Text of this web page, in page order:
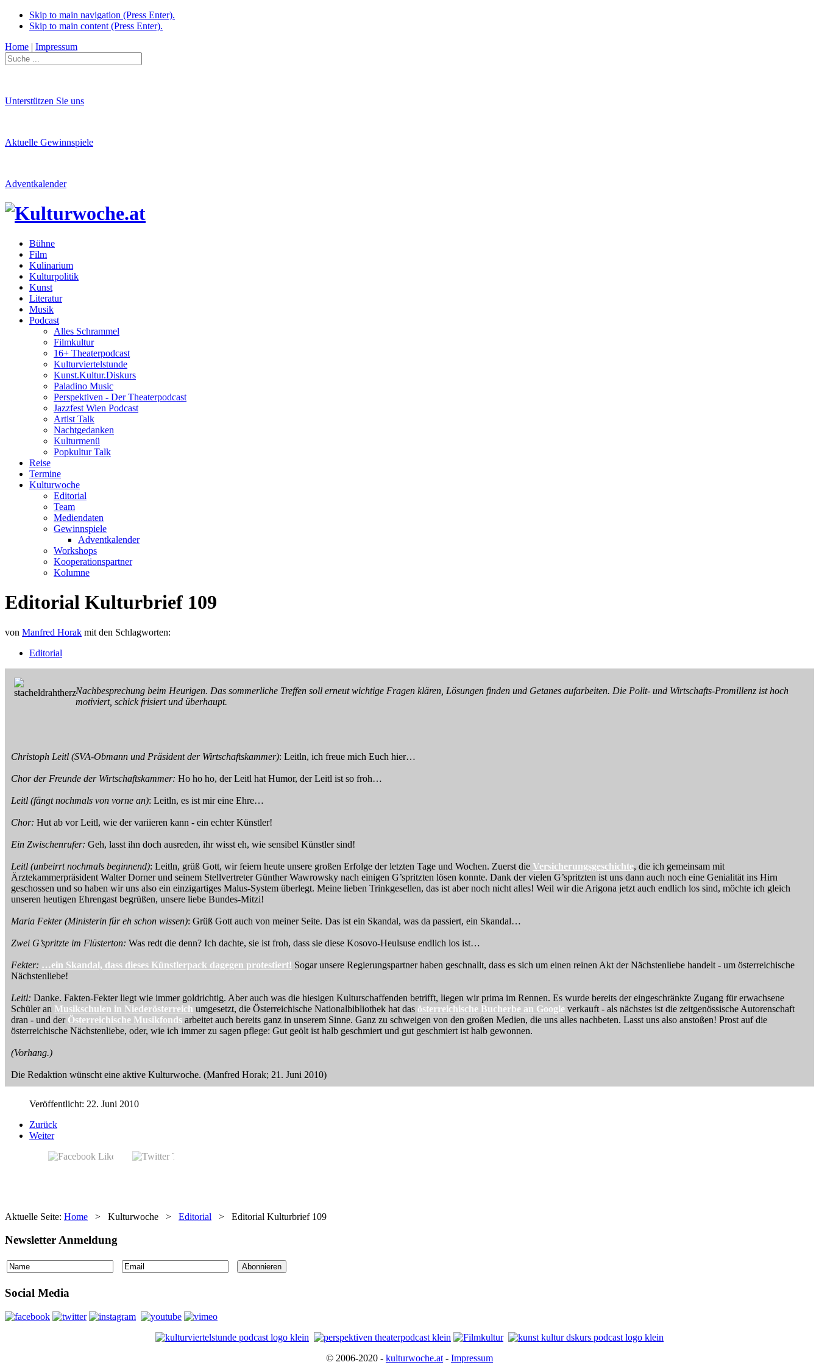
Skip to main navigation (Press Enter).
Skip to main content (Press Enter).
Home | Impressum
Unterstützen Sie uns
Aktuelle Gewinnspiele
Adventkalender
Bühne
Film
Kulinarium
Kulturpolitik
Kunst
Literatur
Musik
Podcast
Alles Schrammel
Filmkultur
16+ Theaterpodcast
Kulturviertelstunde
Kunst.Kultur.Diskurs
Paladino Music
Perspektiven - Der Theaterpodcast
Jazzfest Wien Podcast
Artist Talk
Nachtgedanken
Kulturmenü
Popkultur Talk
Reise
Termine
Kulturwoche
Editorial
Team
Mediendaten
Gewinnspiele
Adventkalender
Workshops
Kooperationspartner
Kolumne
Editorial Kulturbrief 109
von Manfred Horak mit den Schlagworten:
Editorial
Nachbesprechung beim Heurigen. Das sommerliche Treffen soll erneut wichtige Fragen klären, Lösungen finden und Getanes aufarbeiten. Die Polit- und Wirtschafts-Promillenz ist hoch
motiviert, schick frisiert und überhaupt.
Christoph Leitl (SVA-Obmann und Präsident der Wirtschaftskammer): Leitln, ich freue mich Euch hier…
Chor der Freunde der Wirtschaftskammer: Ho ho ho, der Leitl hat Humor, der Leitl ist so froh…
Leitl (fängt nochmals von vorne an): Leitln, es ist mir eine Ehre…
Chor: Hut ab vor Leitl, wie der variieren kann - ein echter Künstler!
Ein Zwischenrufer: Geh, lasst ihn doch ausreden, ihr wisst eh, wie sensibel Künstler sind!
Leitl (unbeirrt nochmals beginnend): Leitln, grüß Gott, wir feiern heute unsere großen Erfolge der letzten Tage und Wochen. Zuerst die Versicherungsgeschichte, die ich gemeinsam mit
Ärztekammerpräsident Walter Dorner und seinem Stellvertreter Günther Wawrowsky nach einigen G’spritzten lösen konnte. Dank der vielen G’spritzten ist uns dann auch noch eine Genialität ins Hirn
geschossen und so haben wir uns also ein einzigartiges Malus-System überlegt. Meine lieben Trinkgesellen, das ist aber noch nicht alles! Weil wir die Arigona jetzt auch endlich los sind, möchte ich gleich
unseren heutigen Ehrengast begrüßen, unsere liebe Bundes-Mitzi!
Maria Fekter (Ministerin für eh schon wissen): Grüß Gott auch von meiner Seite. Das ist ein Skandal, was da passiert, ein Skandal…
Zwei G’spritzte im Flüsterton: Was redt die denn? Ich dachte, sie ist froh, dass sie diese Kosovo-Heulsuse endlich los ist…
Fekter: …ein Skandal, dass dieses Künstlerpack dagegen protestiert! Sogar unsere Regierungspartner haben geschnallt, dass es sich um einen reinen Akt der Nächstenliebe handelt - um österreichische
Nächstenliebe!
Leitl: Danke. Fakten-Fekter liegt wie immer goldrichtig. Aber auch was die hiesigen Kulturschaffenden betrifft, liegen wir prima im Rennen. Es wurde bereits der eingeschränkte Zugang für erwachsene
Schüler an Musikschulen in Niederösterreich umgesetzt, die Österreichische Nationalbibliothek hat das österreichische Bucherbe an Google verkauft - als nächstes ist die zeitgenössische Autorenschaft
dran - und der Österreichische Musikfonds arbeitet auch bereits ganz in unserem Sinne. Ganz zu schweigen von den großen Medien, die uns alles nachbeten. Lasst uns also anstoßen! Prost auf die
österreichische Nächstenliebe, oder, wie ich immer zu sagen pflege: Gut geölt ist halb geschmiert und gut geschmiert ist halb gewonnen.
(Vorhang.)
Die Redaktion wünscht eine aktive Kulturwoche. (Manfred Horak; 21. Juni 2010)
Veröffentlicht: 22. Juni 2010
Zurück
Weiter
Aktuelle Seite: Home > Kulturwoche > Editorial > Editorial Kulturbrief 109
Newsletter Anmeldung
Social Media
© 2006-2020 - kulturwoche.at - Impressum